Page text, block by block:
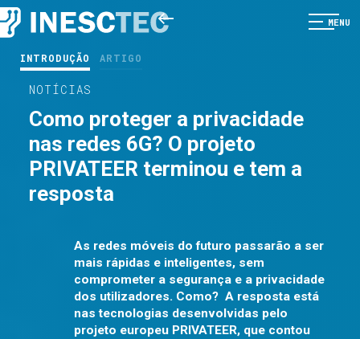
MENU
INTRODUÇÃO ARTIGO
NOTÍCIAS
Como proteger a privacidade
nas redes 6G? O projeto
PRIVATEER terminou e tem a
resposta
As redes móveis do futuro passarão a ser
mais rápidas e inteligentes, sem
comprometer a segurança e a privacidade
dos utilizadores. Como? A resposta está
nas tecnologias desenvolvidas pelo
projeto europeu PRIVATEER, que contou